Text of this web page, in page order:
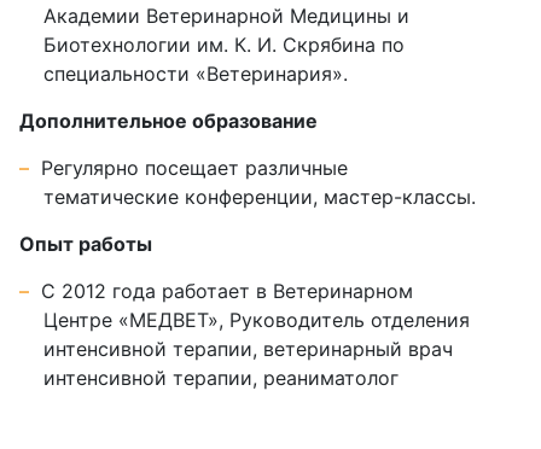
Академии Ветеринарной Медицины и
Биотехнологии им. К. И. Скрябина по
специальности «Ветеринария».
Дополнительное образование
Регулярно посещает различные
тематические конференции, мастер-классы.
Опыт работы
С 2012 года работает в Ветеринарном
Центре «МЕДВЕТ», Руководитель отделения
интенсивной терапии, ветеринарный врач
интенсивной терапии, реаниматолог